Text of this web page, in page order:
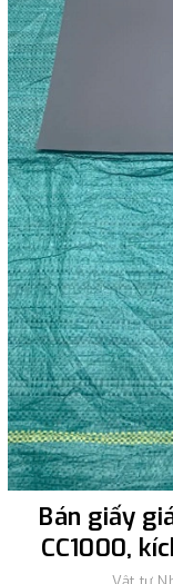
Bán giấy
CC1000,